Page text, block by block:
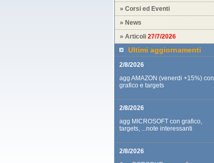
» Corsi ed Eventi
» News
» Articoli 27/7/2026
Ultimi aggiornamenti
2/8/2026
agg AMAZON (venerdi +15%) con
grafico e targets
2/8/2026
agg MICROSOFT con grafico,
targets, ...note interessanti
2/8/2026